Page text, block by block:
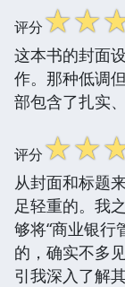
评分☆☆
这本书的封面
作。那种低调
部包含了扎实
评分☆☆
从封面和标题
足轻重的。我
够将“商业银行
的，确实不多
引我深入了解其